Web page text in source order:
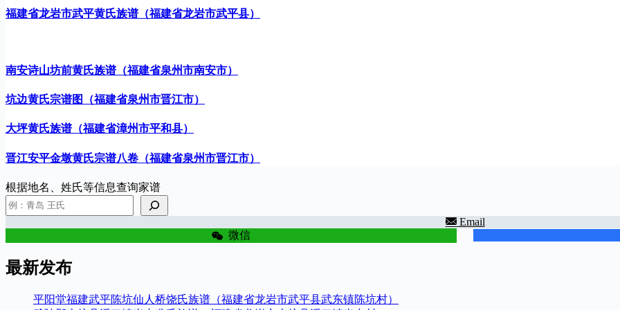
福建省龙岩市武平黄氏族谱（福建省龙岩市武平县）
南安诗山坊前黄氏族谱（福建省泉州市南安市）
坑边黄氏宗谱图（福建省泉州市晋江市）
大坪黄氏族谱（福建省漳州市平和县）
晋江安平金墩黄氏宗谱八卷（福建省泉州市晋江市）
根据地名、姓氏等信息查询家谱
Email
微信
最新发布
平阳堂福建武平陈坑仙人桥饶氏族谱（福建省龙岩市武平县武东镇陈坑村）